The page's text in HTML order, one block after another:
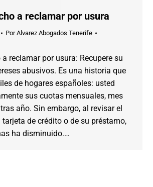
a reclamar por usura
PorAlvarez Abogados Tenerife
reclamar por usura: Recupere su
abusivos. Es una historia que
de hogares españoles: usted
sus cuotas mensuales, mes
año. Sin embargo, al revisar el
de crédito o de su préstamo,
ha disminuido.…